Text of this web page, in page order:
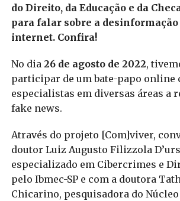
do Direito, da Educação e da
para falar sobre a desinformação
internet. Confira!
No dia 26 de agosto de 2022,
participar de um bate-papo online
especialistas em diversas áreas a
fake news.
Através do projeto [Com]viver,
doutor Luiz Augusto Filizzola
especializado em Cibercrimes e
pelo Ibmec-SP e com a doutora
Chicarino, pesquisadora do Núcleo